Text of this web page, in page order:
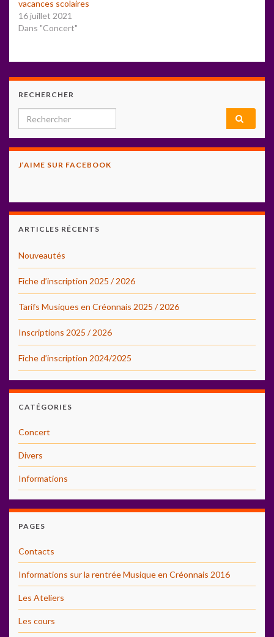
vacances scolaires
16 juillet 2021
Dans "Concert"
RECHERCHER
Search for:
J’AIME SUR FACEBOOK
ARTICLES RÉCENTS
Nouveautés
Fiche d’inscription 2025 / 2026
Tarifs Musiques en Créonnais 2025 / 2026
Inscriptions 2025 / 2026
Fiche d’inscription 2024/2025
CATÉGORIES
Concert
Divers
Informations
PAGES
Contacts
Informations sur la rentrée Musique en Créonnais 2016
Les Ateliers
Les cours